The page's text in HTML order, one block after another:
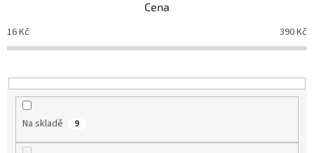
o
d
k
t
Cena
16Kč 390Kč
Na skladě 9